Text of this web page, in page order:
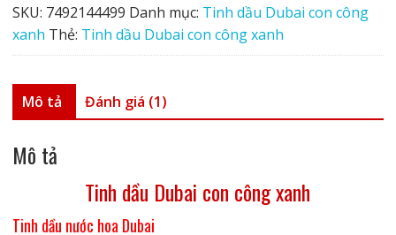
con
công
xanh
lượng
SKU: 7492144499 Danh mục: Tinh dầu Dubai con công
xanh Thẻ: Tinh dầu Dubai con công xanh
Mô tả Đánh giá (1)
Mô tả
Tinh dầu Dubai con công xanh
Tinh dầu nước hoa Dubai